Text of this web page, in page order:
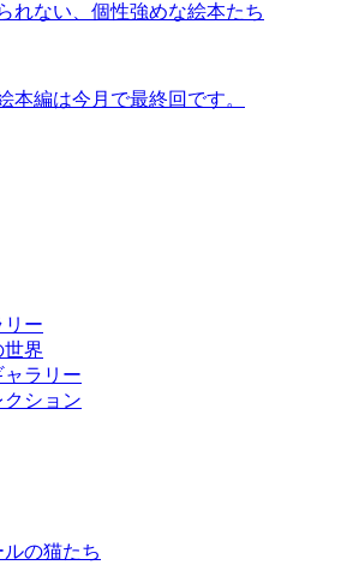
れない、個性強めな絵本たち
本編は今月で最終回です。
リー
世界
ラリー
ション
の猫たち